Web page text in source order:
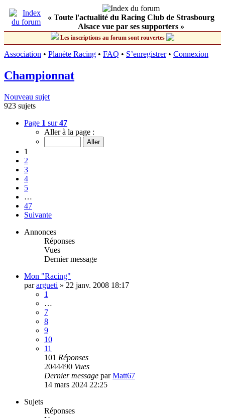
« Toute l'actualité du Racing Club de Strasbourg
Alsace vue par ses supporters »
Les inscriptions au forum sont rouvertes
Association • Planète Racing • FAQ • S’enregistrer• Connexion
Championnat
Nouveau sujet
923 sujets
Page 1 sur47
Aller à la page :
1
2
3
4
5
…
47
Suivante
Annonces
Réponses
Vues
Dernier message
Mon "Racing"
parargueti » 22 janv. 2008 18:17
1
…
7
8
9
10
11
101 Réponses
2044490 Vues
Dernier message parMatt67
14 mars 2024 22:25
Sujets
Réponses